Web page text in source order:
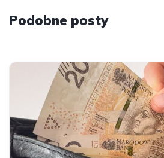
Podobne posty